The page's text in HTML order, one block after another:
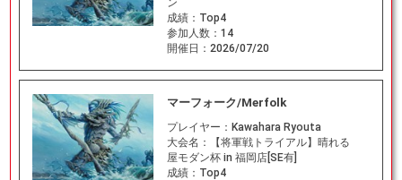
成績： Top4
参加人数： 14
開催日： 2026/07/20
マーフォーク/Merfolk
プレイヤー： Kawahara Ryouta
大会名：
【将軍戦トライアル】晴れる
屋モダン杯 in 福岡店[SE有]
成績： Top4